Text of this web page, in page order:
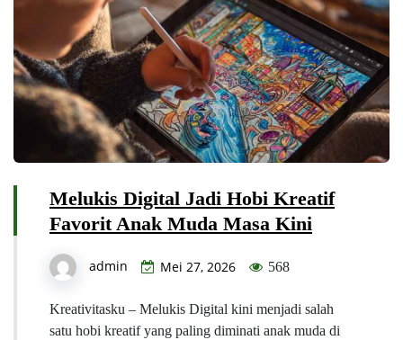
Melukis Digital Jadi Hobi Kreatif
Favorit Anak Muda Masa Kini
admin Mei 27, 2026 568
Kreativitasku – Melukis Digital kini menjadi salah
satu hobi kreatif yang paling diminati anak muda di